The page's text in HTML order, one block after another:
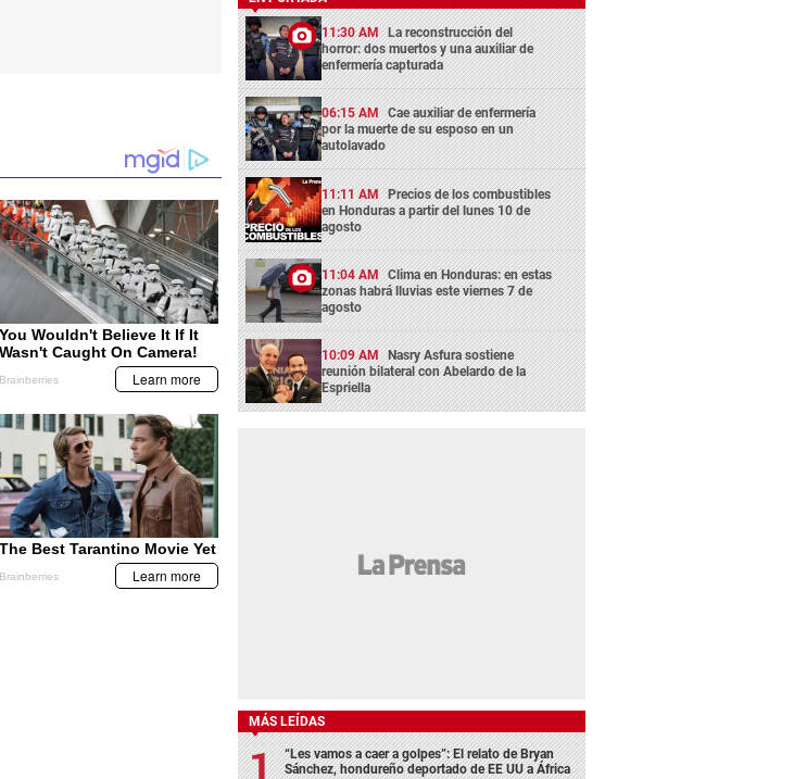
11:30 AM La reconstrucción del
horror: dos muertos y una auxiliar de
enfermería capturada
06:15 AM Cae auxiliar de enfermería
por la muerte de su esposo en un
autolavado
11:11 AM Precios de los combustibles
en Honduras a partir del lunes 10 de
agosto
11:04 AM Clima en Honduras: en estas
zonas habrá lluvias este viernes 7 de
agosto
10:09 AM Nasry Asfura sostiene
reunión bilateral con Abelardo de la
Espriella
MÁS LEÍDAS
“Les vamos a caer a golpes”: El relato de Bryan
Sánchez, hondureño deportado de EE UU a África